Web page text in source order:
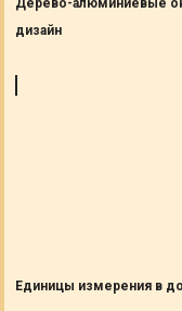
Дерево-алюминиевые
дизайн
Единицы измерения в